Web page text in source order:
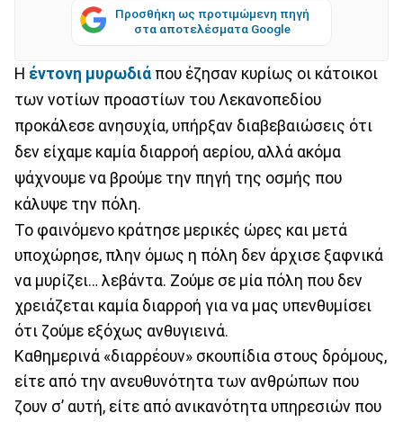
Προσθήκη ως προτιμώμενη πηγή
στα αποτελέσματα Google
Η έντονη μυρωδιά που έζησαν κυρίως οι κάτοικοι
των νοτίων προαστίων του Λεκανοπεδίου
προκάλεσε ανησυχία, υπήρξαν διαβεβαιώσεις ότι
δεν είχαμε καμία διαρροή αερίου, αλλά ακόμα
ψάχνουμε να βρούμε την πηγή της οσμής που
κάλυψε την πόλη.
Το φαινόμενο κράτησε μερικές ώρες και μετά
υποχώρησε, πλην όμως η πόλη δεν άρχισε ξαφνικά
να μυρίζει… λεβάντα. Ζούμε σε μία πόλη που δεν
χρειάζεται καμία διαρροή για να μας υπενθυμίσει
ότι ζούμε εξόχως ανθυγιεινά.
Καθημερινά «διαρρέουν» σκουπίδια στους δρόμους,
είτε από την ανευθυνότητα των ανθρώπων που
ζουν σ’ αυτή, είτε από ανικανότητα υπηρεσιών που